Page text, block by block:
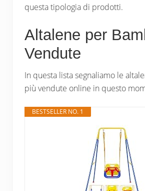
questa tipologia di prodotti.
Altalene per
Vendute
In questa lista segnaliamo le
più vendute online in questo
BESTSELLER NO. 1